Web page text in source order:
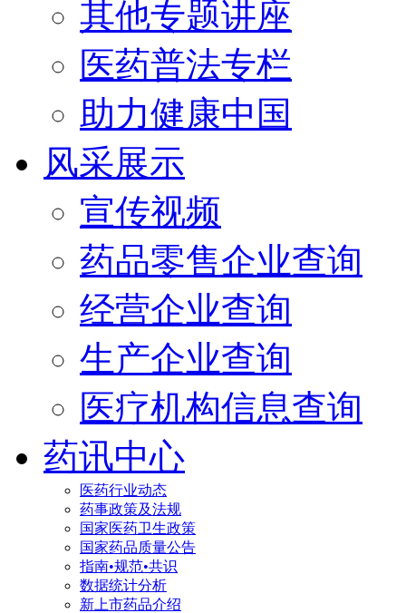
其他专题讲座
医药普法专栏
助力健康中国
风采展示
宣传视频
药品零售企业查询
经营企业查询
生产企业查询
医疗机构信息查询
药讯中心
医药行业动态
药事政策及法规
国家医药卫生政策
国家药品质量公告
指南•规范•共识
数据统计分析
新上市药品介绍